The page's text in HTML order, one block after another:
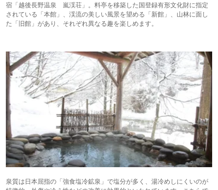
宿「越後長野温泉 嵐渓荘」。料亭を移築した国登録有形文化財に指定
されている「本館」、渓流の美しい風景を望める「新館」、山林に面し
た「旧館」があり、それぞれ異なる趣を楽しめます。
泉質は日本屈指の「強食塩冷鉱泉」で塩分が多く、湯冷めしにくいのが